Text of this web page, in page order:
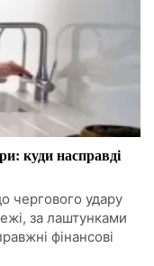
куди насправді
чергового удару
за лаштунками
фінансові